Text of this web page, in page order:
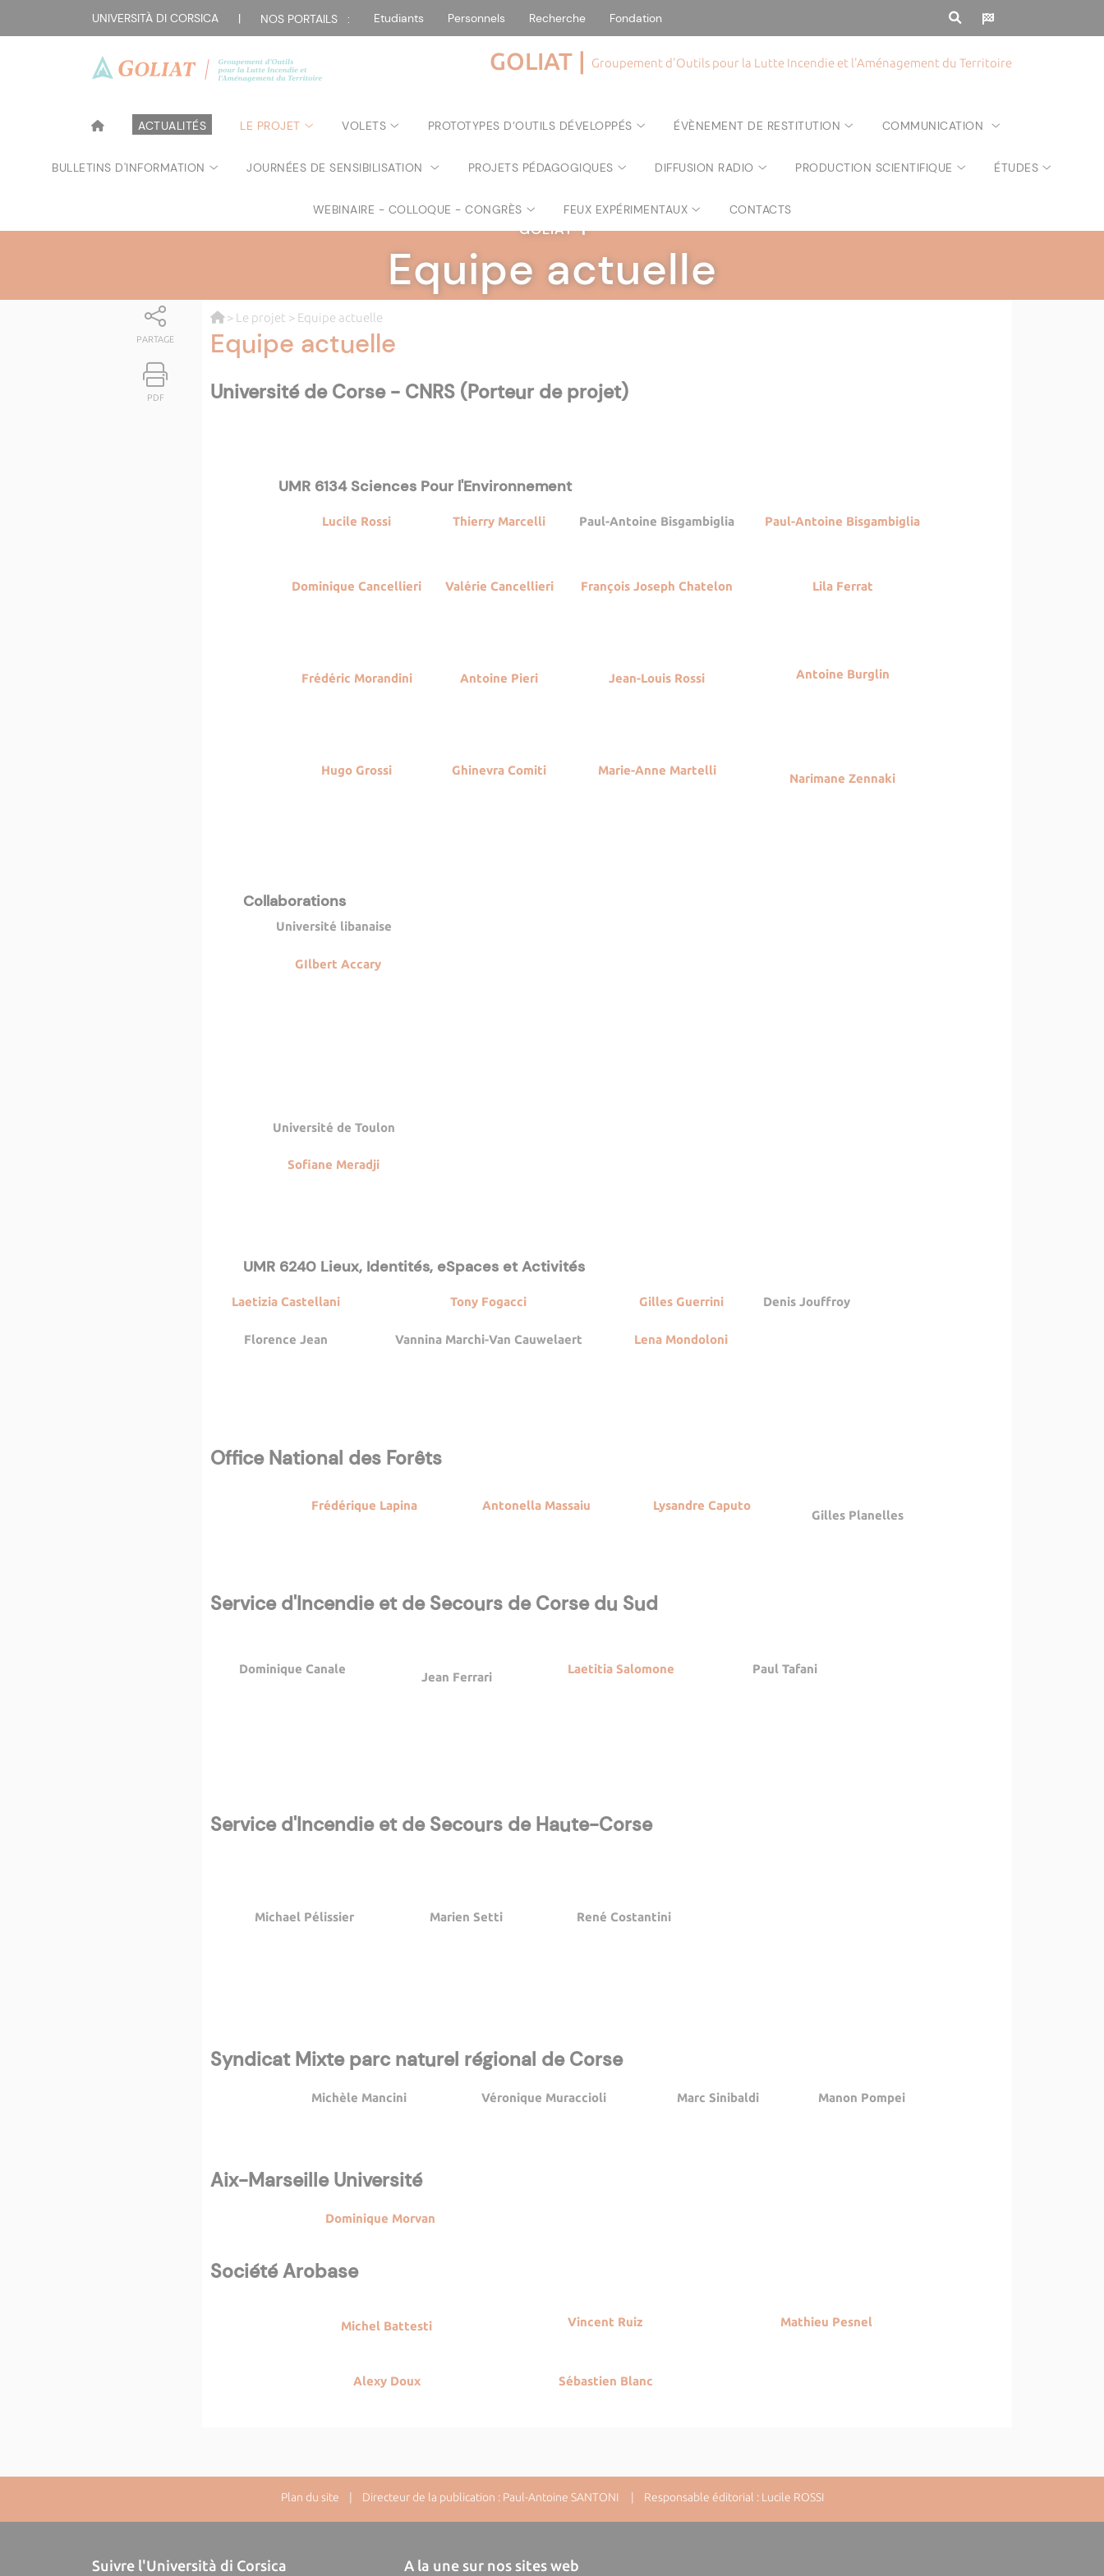
UNIVERSITÀ DI CORSICA | NOS PORTAILS : Etudiants Personnels Recherche Fondation
GOLIAT | Groupement d'Outils pour la Lutte Incendie et l'Aménagement du Territoire
ACTUALITÉS LE PROJET VOLETS PROTOTYPES D’OUTILS DÉVELOPPÉS ÉVÈNEMENT DE RESTITUTION COMMUNICATION
BULLETINS D'INFORMATION JOURNÉES DE SENSIBILISATION PROJETS PÉDAGOGIQUES DIFFUSION RADIO PRODUCTION SCIENTIFIQUE ÉTUDES
WEBINAIRE - COLLOQUE - CONGRÈS FEUX EXPÉRIMENTAUX CONTACTS
GOLIAT|
Equipe actuelle
PARTAGE
PDF
> Le projet > Equipe actuelle
Equipe actuelle
Université de Corse - CNRS (Porteur de projet)
UMR 6134 Sciences Pour l'Environnement
Lucile Rossi Thierry Marcelli Paul-Antoine Bisgambiglia Paul-Antoine Bisgambiglia
Dominique Cancellieri Valérie Cancellieri François Joseph Chatelon Lila Ferrat
Frédéric Morandini Antoine Pieri Jean-Louis Rossi Antoine Burglin
Hugo Grossi Ghinevra Comiti Marie-Anne Martelli
Narimane Zennaki
Collaborations
Université libanaise
GIlbert Accary
Université de Toulon
Sofiane Meradji
UMR 6240 Lieux, Identités, eSpaces et Activités
Laetizia Castellani Tony Fogacci Gilles Guerrini Denis Jouffroy
Florence Jean Vannina Marchi-Van Cauwelaert Lena Mondoloni
Office National des Forêts
Frédérique Lapina Antonella Massaiu Lysandre Caputo
Gilles Planelles
Service d'Incendie et de Secours de Corse du Sud
Dominique Canale
Jean Ferrari
Laetitia Salomone Paul Tafani
Service d'Incendie et de Secours de Haute-Corse
Michael Pélissier Marien Setti René Costantini
Syndicat Mixte parc naturel régional de Corse
Michèle Mancini Véronique Muraccioli Marc Sinibaldi Manon Pompei
Aix-Marseille Université
Dominique Morvan
Société Arobase
Michel Battesti Vincent Ruiz Mathieu Pesnel
Alexy Doux Sébastien Blanc
Plan du site | Directeur de la publication : Paul-Antoine SANTONI | Responsable éditorial : Lucile ROSSI
Suivre l'Università di Corsica A la une sur nos sites web